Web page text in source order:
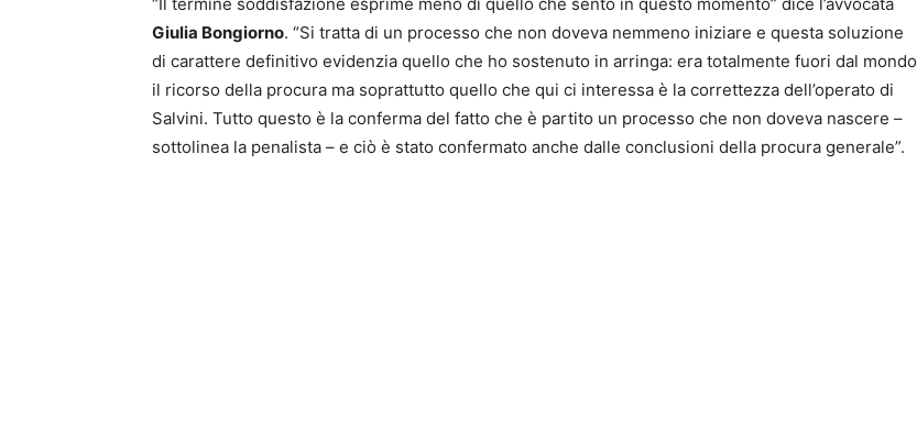
Giulia Bongiorno. “Si tratta di un processo che non doveva nemmeno iniziare e questa soluzione
di carattere definitivo evidenzia quello che ho sostenuto in arringa: era totalmente fuori dal mondo
il ricorso della procura ma soprattutto quello che qui ci interessa è la correttezza dell’operato di
Salvini. Tutto questo è la conferma del fatto che è partito un processo che non doveva nascere –
sottolinea la penalista – e ciò è stato confermato anche dalle conclusioni della procura generale”.